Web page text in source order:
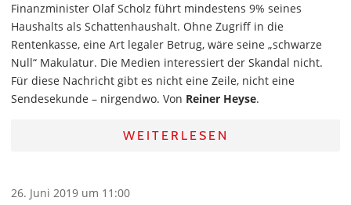
Finanzminister Olaf Scholz führt mindestens 9% seines
Haushalts als Schattenhaushalt. Ohne Zugriff in die
Rentenkasse, eine Art legaler Betrug, wäre seine „schwarze
Null“ Makulatur. Die Medien interessiert der Skandal nicht.
Für diese Nachricht gibt es nicht eine Zeile, nicht eine
Sendesekunde – nirgendwo. Von Reiner Heyse.
WEITERLESEN
26. Juni 2019 um 11:00